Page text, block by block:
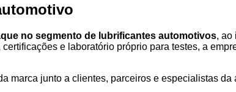
no segmento de lubrificantes automotivos, ao
e laboratório próprio para testes, a
marca junto a clientes, parceiros e especialistas